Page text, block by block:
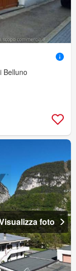
Belluno
foto